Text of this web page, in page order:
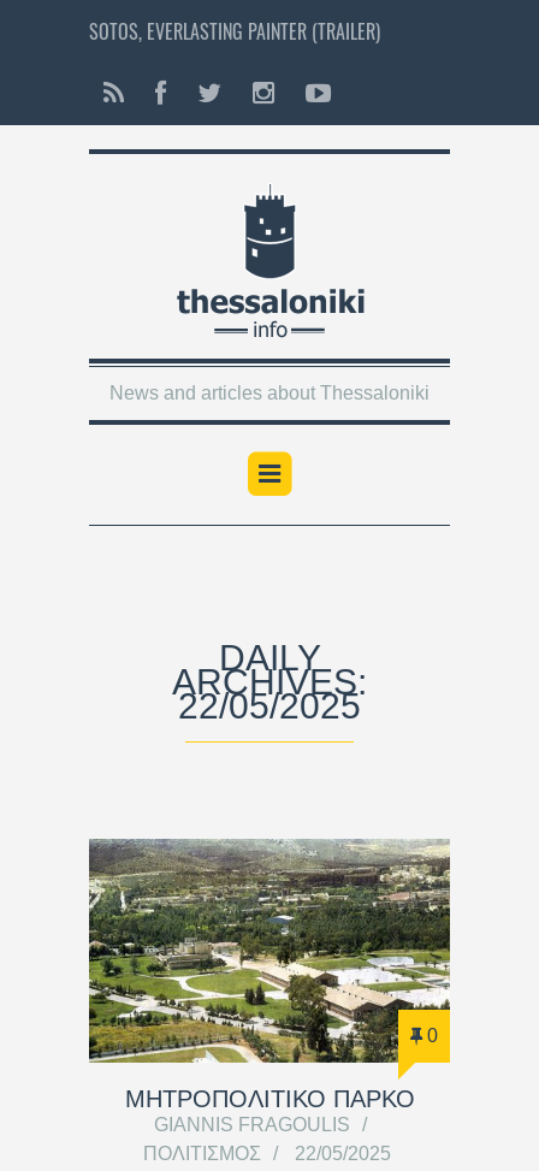
SOTOS, EVERLASTING PAINTER (TRAILER)
News and articles about Thessaloniki
DAILY
ARCHIVES:
22/05/2025
0
ΜΗΤΡΟΠΟΛΙΤΙΚΟ ΠΑΡΚΟ
GIANNIS FRAGOULIS
ΠΟΛΙΤΙΣΜΌΣ
22/05/2025